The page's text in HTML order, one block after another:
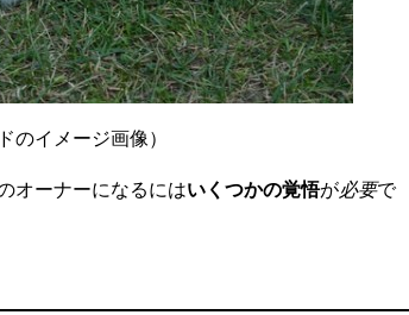
のイメージ画像）
オーナーになるにはいくつかの覚悟が必要で